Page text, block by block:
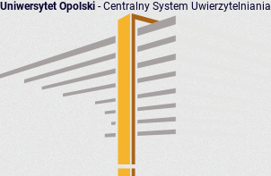
Uniwersytet Opolski - Centralny System Uwierzytelniania